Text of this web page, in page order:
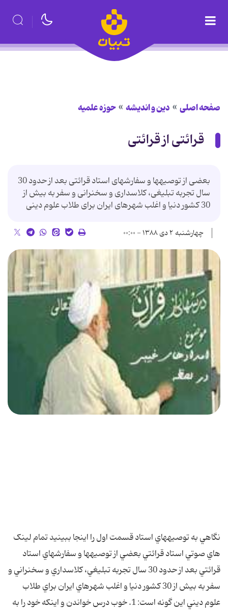
صفحه اصلی دین و اندیشه حوزه علمیه
قرائتی از قرائتی
بعضی از توصیه‏ها و سفارشهای استاد قرائتی بعد از حدود 30
سال تجربه تبلیغی، کلاسداری و سخنرانی و سفر به بیش از
30 کشور دنیا و اغلب شهرهای ایران برای طلاب علوم دینی
چهارشنبه ۲ دی ۱۳۸۸ - ۰۰:۰۰
نگاهي به توصيه‏هاي استاد قسمت اول را اينجا ببينيد تمام لينک
هاي صوتي استاد قرائتي بعضي از توصيه‏ها و سفارشهاي استاد
قرائتي بعد از حدود 30 سال تجربه تبليغي، کلاسداري و سخنراني و
سفر به بيش از 30 کشور دنيا و اغلب شهرهاي ايران براي طلاب
علوم ديني اين گونه است: 1. خوب درس خواندن و اينکه خود را به